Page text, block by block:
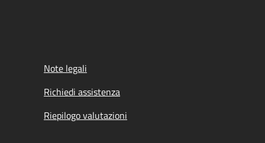
Note legali
Richiedi assistenza
Riepilogo valutazioni